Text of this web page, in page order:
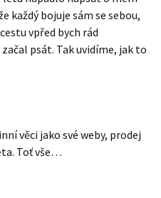
každý bojuje sám se sebou,
vpřed bych rád
psát. Tak uvidíme, jak to
věci jako své weby, prodej
Toť vše…